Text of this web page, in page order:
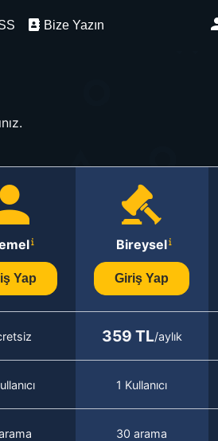
Bize Yazın
Yap
Bireysel
Giriş Yap
359 TL/aylık
1 Kullanıcı
30 arama